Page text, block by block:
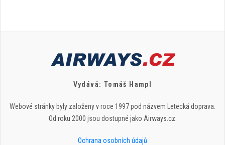
Vydává: Tomáš Hampl
Webové stránky byly založeny v roce 1997 pod názvem Letecká doprava.
Od roku 2000 jsou dostupné jako Airways.cz.
Ochrana osobních údajů